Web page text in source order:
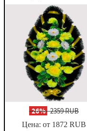
-26%2359 RUB
Цена: от 1872 RUB